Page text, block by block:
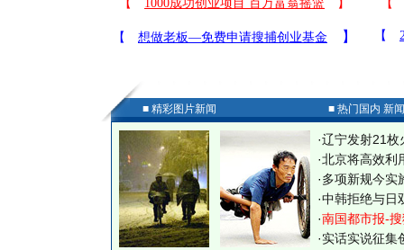
■ 精彩图片新闻 ■ 热门国内 新
·辽宁发射21枚
·北京将高效利
·多项新规今实
·中韩拒绝与日
·南国都市报-
·实话实说征集